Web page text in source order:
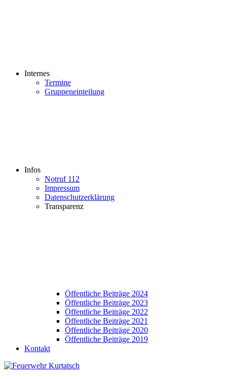
Internes
Termine
Gruppeneinteilung
Infos
Notruf 112
Impressum
Datenschutzerklärung
Transparenz
Öffentliche Beiträge 2024
Öffentliche Beiträge 2023
Öffentliche Beiträge 2022
Öffentliche Beiträge 2021
Öffentliche Beiträge 2020
Öffentliche Beiträge 2019
Kontakt